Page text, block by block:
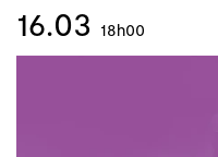
16.03 18h00